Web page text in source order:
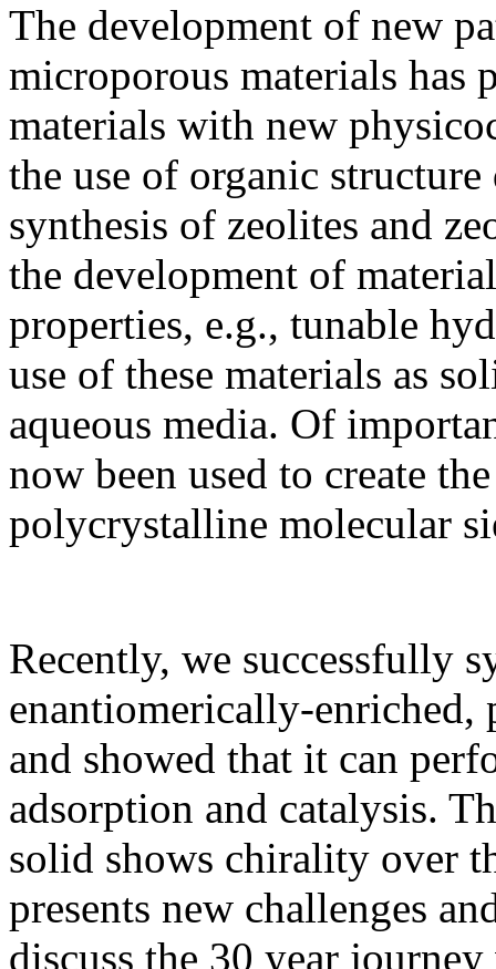
The development of new
microporous materials has
materials with new
the use of organic
synthesis of zeolites and
the development of
properties, e.g., tunable
use of these materials as
aqueous media. Of
now been used to create
polycrystalline molecular
Recently, we successfully
enantiomerically-
and showed that it can
adsorption and catalysis.
solid shows chirality over
presents new challenges
discuss the 30 year